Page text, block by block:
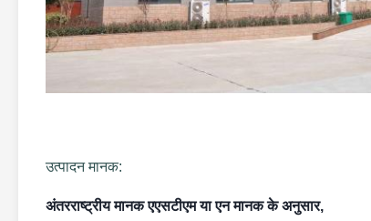
उत्पादन मानक:
अंतरराष्ट्रीय मानक एएसटीएम या एन मानक के अनुसार,